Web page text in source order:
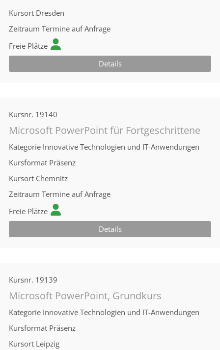
Kursort Dresden
Zeitraum Termine auf Anfrage
Freie Plätze
Details
Kursnr. 19140
Microsoft PowerPoint für Fortgeschrittene
Kategorie Innovative Technologien und IT-Anwendungen
Kursformat Präsenz
Kursort Chemnitz
Zeitraum Termine auf Anfrage
Freie Plätze
Details
Kursnr. 19139
Microsoft PowerPoint, Grundkurs
Kategorie Innovative Technologien und IT-Anwendungen
Kursformat Präsenz
Kursort Leipzig